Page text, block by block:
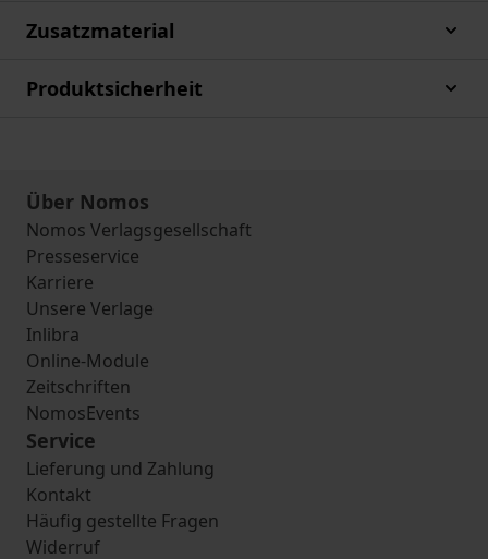
Zusatzmaterial
Produktsicherheit
Über Nomos
Nomos Verlagsgesellschaft
Presseservice
Karriere
Unsere Verlage
Inlibra
Online-Module
Zeitschriften
NomosEvents
Service
Lieferung und Zahlung
Kontakt
Häufig gestellte Fragen
Widerruf